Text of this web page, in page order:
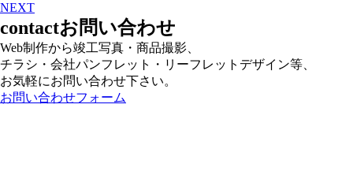
NEXT
contactお問い合わせ
Web制作から竣工写真・商品撮影、
チラシ・会社パンフレット・リーフレットデザイン等、
お気軽にお問い合わせ下さい。
お問い合わせフォーム